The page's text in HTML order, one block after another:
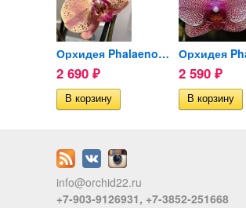
Орхидея Phalaenopsis Wild...
2 690 ₽ 2 590 ₽
info@orchid22.ru
+7-903-9126931, +7-3852-251668